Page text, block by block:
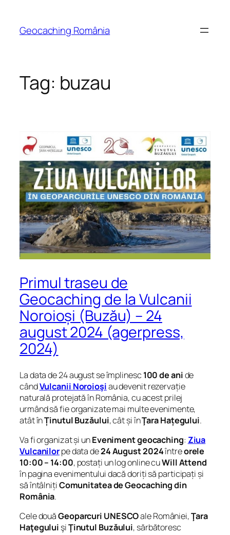
content
Geocaching România
Tag: buzau
Primul traseu de
Geocaching de la Vulcanii
Noroioși (Buzău) – 24
august 2024 (agerpress,
2024)
La data de 24 august se împlinesc 100 de anide
cândVulcanii Noroioşiau devenit rezervație
naturală protejată în România, cu acest prilej
urmând să fie organizate mai multe evenimente,
atât înȚinutul Buzăului, cât și înŢara Hațegului.
Va fi organizat și unEveniment geocaching: Ziua
Vulcanilorpe data de24 August 2024întreorele
10:00 – 14:00, postați un log online cuWill Attend
în pagina evenimentuluidacă doriți să participați și
să întâlnițiComunitatea de Geocaching din
România.
Cele douăGeoparcuri UNESCOale României,Ţara
Haţegului şiŢinutul Buzăului, sărbătoresc